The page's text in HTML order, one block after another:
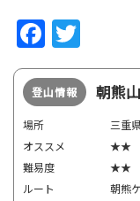
Facebook
登山情報 朝熊山
場所
三重
オススメ
★★
難易度
★★
ルート
朝熊